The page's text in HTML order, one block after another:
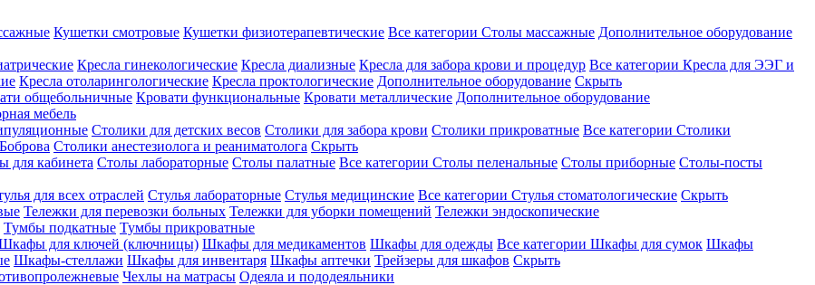
Кушетки смотровые Кушетки физиотерапевтические Все категории Столы массажные Дополнительное оборудование
Кресла гинекологические Кресла диализные Кресла для забора крови и процедур Все категории Кресла для ЭЭГ и
Кресла отоларингологические Кресла проктологические Дополнительное оборудование Скрыть
общебольничные Кровати функциональные Кровати металлические Дополнительное оборудование
мебель
Столики для детских весов Столики для забора крови Столики прикроватные Все категории Столики
Столики анестезиолога и реаниматолога Скрыть
для кабинета Столы лабораторные Столы палатные Все категории Столы пеленальные Столы приборные Столы-посты
для всех отраслей Стулья лабораторные Стулья медицинские Все категории Стулья стоматологические Скрыть
Тележки для перевозки больных Тележки для уборки помещений Тележки эндоскопические
Тумбы подкатные Тумбы прикроватные
для ключей (ключницы) Шкафы для медикаментов Шкафы для одежды Все категории Шкафы для сумок Шкафы
Шкафы-стеллажи Шкафы для инвентаря Шкафы аптечки Трейзеры для шкафов Скрыть
Чехлы на матрасы Одеяла и пододеяльники